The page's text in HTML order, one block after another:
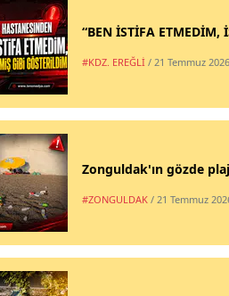
“BEN İSTİFA ETMEDİM,
#KDZ. EREĞLİ / 21 Temmuz 2026
Zonguldak'ın gözde
#ZONGULDAK / 21 Temmuz